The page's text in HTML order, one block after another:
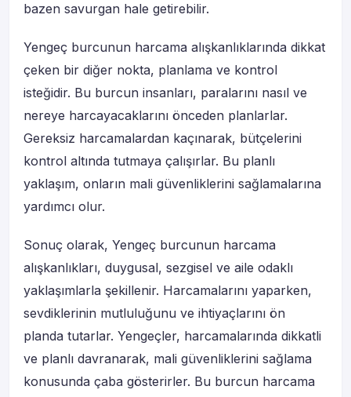
bazen savurgan hale getirebilir.
Yengeç burcunun harcama alışkanlıklarında dikkat
çeken bir diğer nokta, planlama ve kontrol
isteğidir. Bu burcun insanları, paralarını nasıl ve
nereye harcayacaklarını önceden planlarlar.
Gereksiz harcamalardan kaçınarak, bütçelerini
kontrol altında tutmaya çalışırlar. Bu planlı
yaklaşım, onların mali güvenliklerini sağlamalarına
yardımcı olur.
Sonuç olarak, Yengeç burcunun harcama
alışkanlıkları, duygusal, sezgisel ve aile odaklı
yaklaşımlarla şekillenir. Harcamalarını yaparken,
sevdiklerinin mutluluğunu ve ihtiyaçlarını ön
planda tutarlar. Yengeçler, harcamalarında dikkatli
ve planlı davranarak, mali güvenliklerini sağlama
konusunda çaba gösterirler. Bu burcun harcama